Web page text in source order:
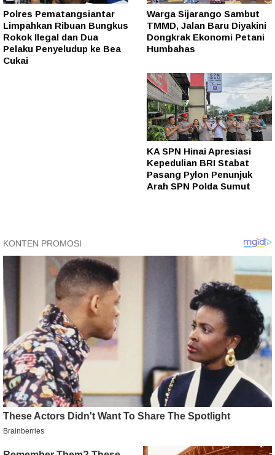
Polres Pematangsiantar
Limpahkan Ribuan Bungkus
Rokok Ilegal dan Dua
Pelaku Penyeludup ke Bea
Cukai
Warga Sijarango Sambut
TMMD, Jalan Baru Diyakini
Dongkrak Ekonomi Petani
Humbahas
KA SPN Hinai Apresiasi
Kepedulian BRI Stabat
Pasang Pylon Penunjuk
Arah SPN Polda Sumut